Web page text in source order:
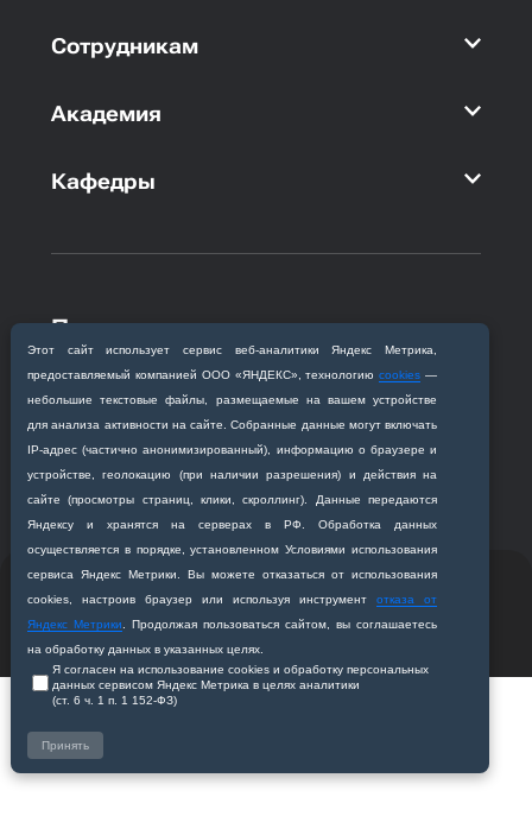
Этот сайт использует сервис веб‑аналитики Яндекс Метрика,
предоставляемый компанией ООО «ЯНДЕКС», технологиюcookies —
небольшие текстовые файлы, размещаемые на вашем устройстве
для анализа активности на сайте. Собранные данные могут включать
IP‑адрес (частично анонимизированный), информацию о браузере и
устройстве, геолокацию (при наличии разрешения) и действия на
сайте (просмотры страниц, клики, скроллинг). Данные передаются
Яндексу и хранятся на серверах в РФ. Обработка данных
осуществляется в порядке, установленном Условиями использования
сервиса Яндекс Метрики. Вы можете отказаться от использования
cookies, настроив браузер или используя инструментотказа от
Яндекс Метрики . Продолжая пользоваться сайтом, вы соглашаетесь
на обработку данных в указанных целях.
Я согласен на использование cookies и обработку персональных
данных сервисом Яндекс Метрика в целях аналитики
(ст. 6 ч. 1 п. 1 152‑ФЗ)
Принять
Сотрудникам
Академия
Кафедры
Приемная комиссия
Благовещенск, ул. Горького, 95
+7 (4162) 319‒016
abitur@amursma.su
Сведения об образовательной
организации
медицинская академия
Разработано студией